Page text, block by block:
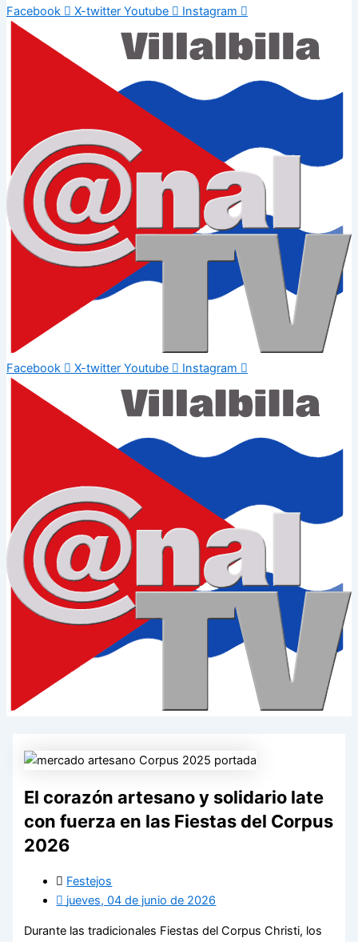
Facebook
X-twitter Youtube Instagram
Facebook X-twitter Youtube Instagram
El corazón artesano y solidario late
con fuerza en las Fiestas del Corpus
2026
Festejos
jueves, 04 de junio de 2026
Durante las tradicionales Fiestas del Corpus Christi, los